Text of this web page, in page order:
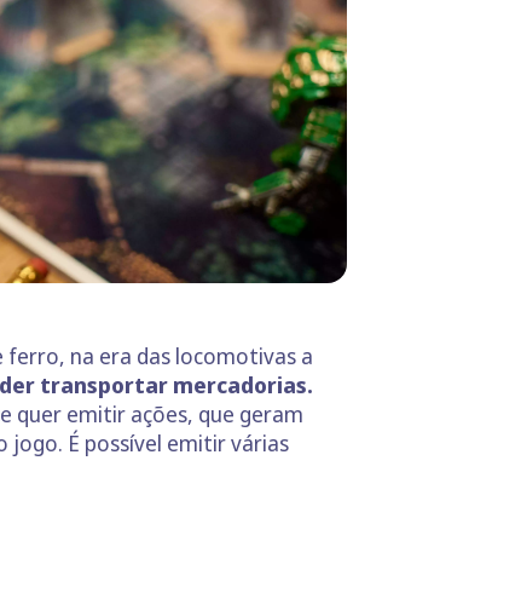
ferro, na era das locomotivas a
transportar mercadorias.
quer emitir ações, que geram
jogo. É possível emitir várias